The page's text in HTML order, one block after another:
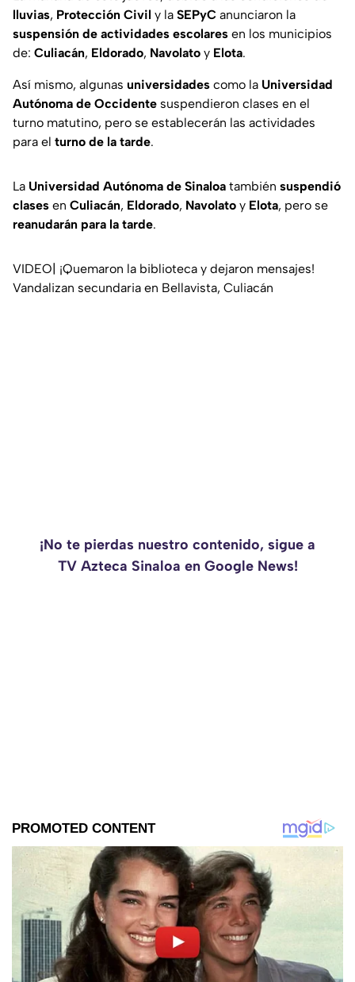
lluvias, Protección Civil y la SEPyC anunciaron la
suspensión de actividades escolares en los municipios
de: Culiacán, Eldorado, Navolato y Elota.
Así mismo, algunas universidades como la Universidad
Autónoma de Occidente suspendieron clases en el
turno matutino, pero se establecerán las actividades
para el turno de la tarde.
La Universidad Autónoma de Sinaloa también suspendió
clases en Culiacán, Eldorado, Navolato y Elota, pero se
reanudarán para la tarde.
VIDEO| ¡Quemaron la biblioteca y dejaron mensajes!
Vandalizan secundaria en Bellavista, Culiacán
¡No te pierdas nuestro contenido, sigue a
TV Azteca Sinaloa en Google News!